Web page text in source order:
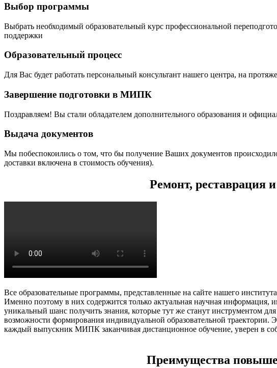
Выбор программы
Выбрать необходимый образовательный курс профессиональной
поддержки
Образовательный процесс
Для Вас будет работать персональный консультант нашего центра, на
Завершение подготовки в МИПК
Поздравляем! Вы стали обладателем дополнительного образования и
Выдача документов
Мы побеспокоились о том, что бы получение Ваших документов
доставки включена в стоимость обучения).
Ремонт, реставрация
Все образовательные программы, представленные на сайте нашего
Именно поэтому в них содержится только актуальная научная
уникальный шанс получить знания, которые тут же станут инструментом
возможности формирования индивидуальной образовательной
каждый выпускник МИПК заканчивая дистанционное обучение, уверен в
Преимущества